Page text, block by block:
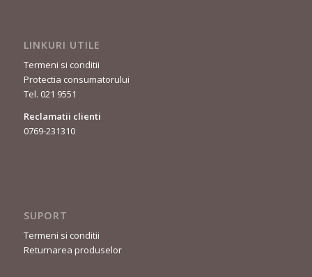
LINKURI UTILE
Termeni si conditii
Protectia consumatorului
Tel. 021 9551
Reclamatii clienti
0769-231310
SUPORT
Termeni si conditii
Returnarea produselor